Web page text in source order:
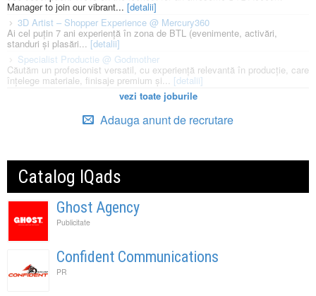
Manager to join our vibrant... [detalii]
3D Artist – Shopper Experience @ Mercury360
Ai cel puțin 7 ani experiență în zona de BTL (evenimente, activări,
standuri și plasări...[detalii]
Specialist Productie @ Godmother
Căutăm un profesionist versatil, cu experiență relevantă în producție, care
înțelege materiale, finisaje premium și... [detalii]
vezi toate joburile
Adauga anunt de recrutare
Catalog IQads
Ghost Agency
Publicitate
Confident Communications
PR